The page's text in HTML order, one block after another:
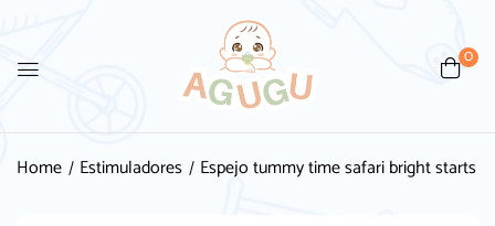
0
Home Estimuladores Espejo tummy time safari bright starts